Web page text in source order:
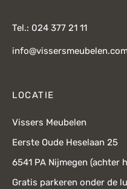
Tel.: 024 377 21 11
LOCATIE
Vissers Meubelen
Eerste Oude Heselaan 25
6541 PA Nijmegen (achter
Gratis parkeren onder de